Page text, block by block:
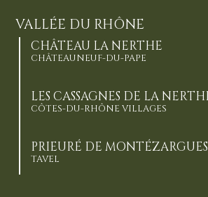
VALLÉE DU RHÔNE
CHÂTEAU LA NERTHE
CHÂTEAUNEUF-DU-PAPE
LES CASSAGNES DE LA
CÔTES-DU-RHÔNE VILLAGES
PRIEURÉ DE MONTÉZARGUES
TAVEL